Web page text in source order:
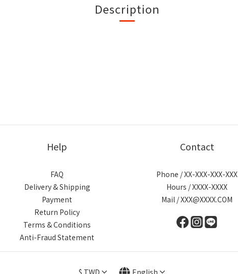
Description
Help
FAQ
Delivery & Shipping
Payment
Return Policy
Terms & Conditions
Anti-Fraud Statement
Contact
Phone / XX-XXX-XXX-XXX
Hours / XXXX-XXXX
Mail / XXX@XXXX.COM
$ TWD English